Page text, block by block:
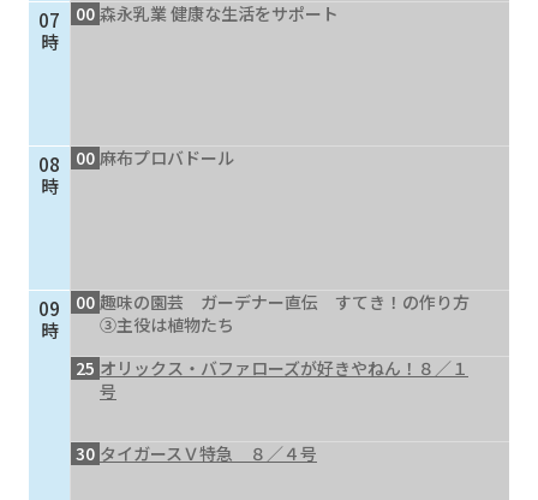
個人情報保護に関する基
本方針
サイトマップ
07
時
08
時
09
時
00 森永乳業 健康な生活をサポート
00 麻布プロバドール
00 趣味の園芸 ガーデナー直伝 すてき！の作り方
③主役は植物たち
25 オリックス・バファローズが好きやねん！８／１
号
30 タイガースＶ特急 ８／４号